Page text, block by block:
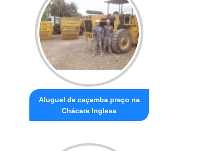
Aluguel de caçamba preço na
Chácara Inglesa